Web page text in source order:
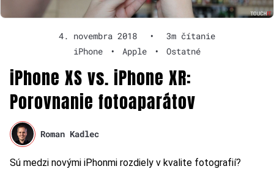
4. novembra 2018 •
3m čítanie
iPhone
• Apple • Ostatné
iPhone XS vs. iPhone XR:
Porovnanie fotoaparátov
Roman Kadlec
Sú medzi novými iPhonmi rozdiely v kvalite fotografií?